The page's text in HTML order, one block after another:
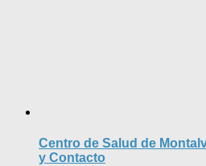
Centro de Salud de
y Contacto